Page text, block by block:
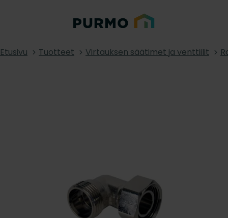
Etusivu Tuotteet Virtauksen säätimet ja venttiilit